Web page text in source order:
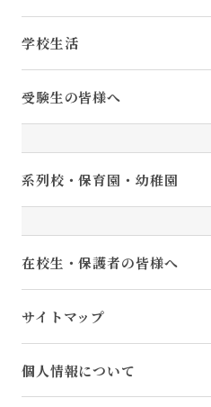
学校生活
受験生の皆様へ
系列校・保育園・幼稚園
在校生・保護者の皆様へ
サイトマップ
個人情報について